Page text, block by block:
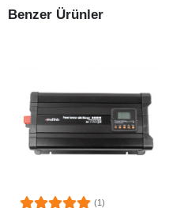
Benzer Ürünler
(1)